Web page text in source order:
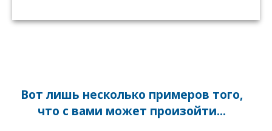
Вот лишь несколько примеров того,
что с вами может произойти...